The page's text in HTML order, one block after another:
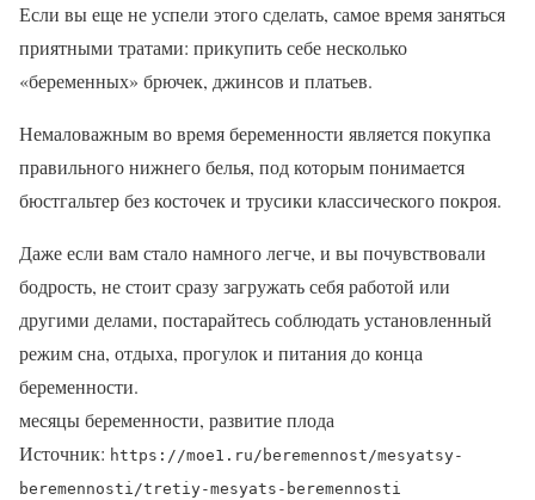
Если вы еще не успели этого сделать, самое время заняться
приятными тратами: прикупить себе несколько
«беременных» брючек, джинсов и платьев.
Немаловажным во время беременности является покупка
правильного нижнего белья, под которым понимается
бюстгальтер без косточек и трусики классического покроя.
Даже если вам стало намного легче, и вы почувствовали
бодрость, не стоит сразу загружать себя работой или
другими делами, постарайтесь соблюдать установленный
режим сна, отдыха, прогулок и питания до конца
беременности.
месяцы беременности, развитие плода
Источник: https://moe1.ru/beremennost/mesyatsy-
beremennosti/tretiy-mesyats-beremennosti